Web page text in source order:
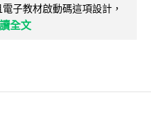
子教材啟動碼這項設計，
全文